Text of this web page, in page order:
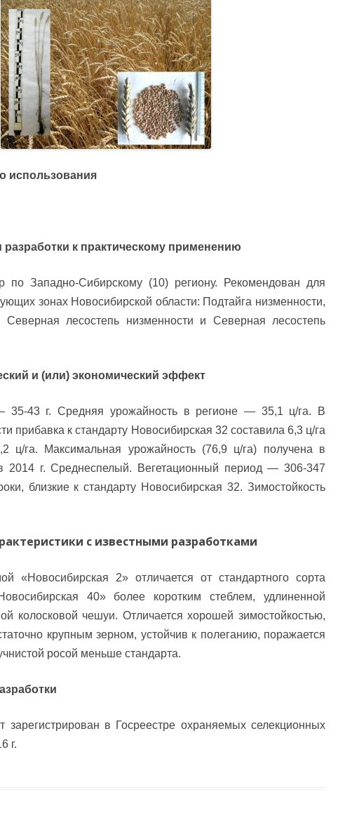
использования
разработки к практическому применению
по Западно-Сибирскому (10) региону. Рекомендован для
зонах Новосибирской области: Подтайга низменности,
Северная лесостепь низменности и Северная лесостепь
и (или) экономический эффект
35-43 г. Средняя урожайность в регионе — 35,1 ц/га. В
прибавка к стандарту Новосибирская 32 составила 6,3 ц/га
ц/га. Максимальная урожайность (76,9 ц/га) получена в
2014 г. Среднеспелый. Вегетационный период — 306-347
близкие к стандарту Новосибирская 32. Зимостойкость
с известными разработками
«Новосибирская 2» отличается от стандартного сорта
40» более коротким стеблем, удлиненной
колосковой чешуи. Отличается хорошей зимостойкостью,
крупным зерном, устойчив к полеганию, поражается
росой меньше стандарта.
зарегистрирован в Госреестре охраняемых селекционных
г.